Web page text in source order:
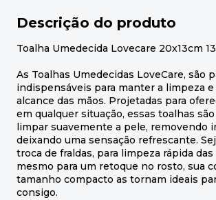
Descrição do produto
Toalha Umedecida Lovecare 20x13cm
As Toalhas Umedecidas LoveCare, são
indispensáveis para manter a limpeza
alcance das mãos. Projetadas para
em qualquer situação, essas toalhas
limpar suavemente a pele, removendo
deixando uma sensação refrescante.
troca de fraldas, para limpeza rápida
mesmo para um retoque no rosto, sua
tamanho compacto as tornam ideais
consigo.